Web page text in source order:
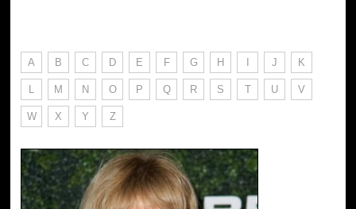
A B C D E F G H I J K
L M N O P Q R S T U V
W X Y Z